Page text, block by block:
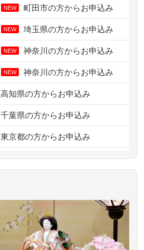
NEW 町田市の方からお申込み
NEW 埼玉県の方からお申込み
NEW 神奈川の方からお申込み
NEW 神奈川の方からお申込み
高知県の方からお申込み
千葉県の方からお申込み
東京都の方からお申込み
東京都の方からお申込み
埼玉県の方からお申込み
藤沢市の方からお申込み
茨城県の方からお申込み